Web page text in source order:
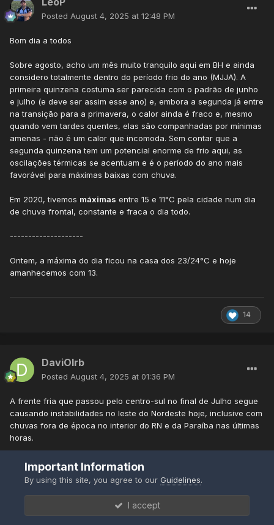
Posted August 4, 2025 at 12:48 PM
Bom dia a todos
Sobre agosto, acho um mês muito tranquilo aqui em BH e ainda
considero totalmente dentro do período frio do ano (MJJA). A
primeira quinzena costuma ser parecida com o padrão de junho
e julho (e deve ser assim esse ano) e, embora a segunda já entre
na transição para a primavera, o calor ainda é fraco e, mesmo
quando vem tardes quentes, elas são companhadas por mínimas
amenas - não é um calor que incomoda. Sem contar que a
segunda quinzena tem um potencial enorme de frio aqui, as
oscilações térmicas se acentuam e é o período do ano mais
favorável para máximas baixas com chuva.
Em 2020, tivemos máximas entre 15 e 11°C pela cidade num dia
de chuva frontal, constante e fraca o dia todo.
--------------------
Ontem, a máxima do dia ficou na casa dos 23/24°C e hoje
amanhecemos com 13.
14
DaviOlrb
Posted August 4, 2025 at 01:36 PM
A frente fria que passou pelo centro-sul no final de Julho segue
causando instabilidades no leste do Nordeste hoje, inclusive com
chuvas fora de época no interior do RN e da Paraíba nas últimas
horas.
Important Information
By using this site, you agree to ourGuidelines.
I accept